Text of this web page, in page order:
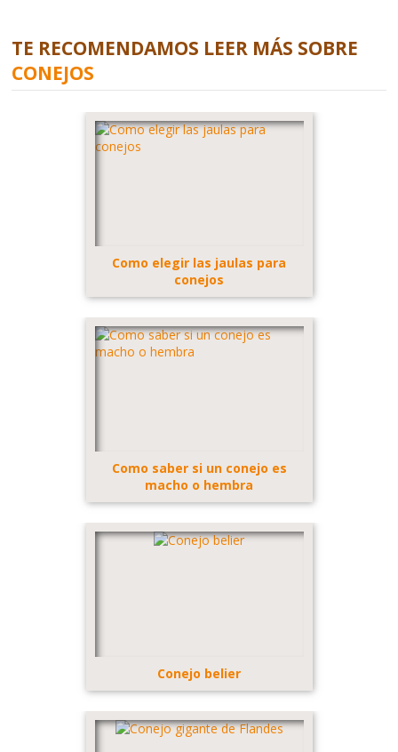
TE RECOMENDAMOS LEER MÁS SOBRE
CONEJOS
Como elegir las jaulas para
conejos
Como saber si un conejo es
macho o hembra
Conejo belier